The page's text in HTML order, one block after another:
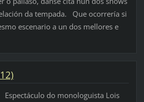
da tempada. Que ocorrería si
escenario a un dos mellores e
Espectáculo do monologuista Lois